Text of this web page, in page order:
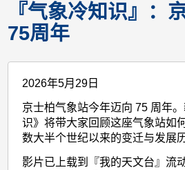
『气象冷知识』：
75周年
2026年5月29日
京士柏气象站今年迈向 75 周年
识》将带大家回顾这座气象站如
数大半个世纪以来的变迁与发展历
影片已上载到『我的天文台』流